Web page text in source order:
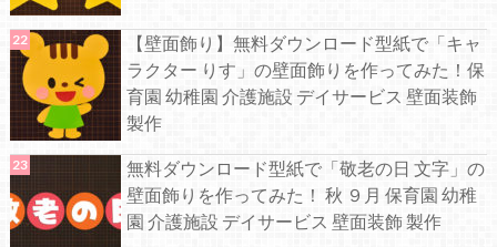
【壁面飾り】無料ダウンロード型紙で「キャ
ラクター りす」の壁面飾りを作ってみた！保
育園 幼稚園 介護施設 デイサービス 壁面装飾
製作
無料ダウンロード型紙で「敬老の日 文字」の
壁面飾りを作ってみた！ 秋 ９月 保育園 幼稚
園 介護施設 デイサービス 壁面装飾 製作